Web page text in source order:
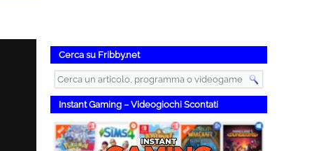
Cerca su Fribby.net
Instant Gaming – Videogiochi Scontati